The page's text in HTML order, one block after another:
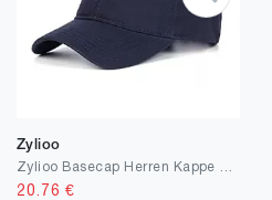
Zylioo
20.76 €